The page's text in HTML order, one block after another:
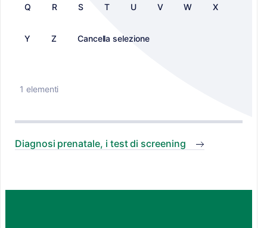
Q R S T U V W X
Y Z Cancella selezione
1 elementi
Diagnosi prenatale, i test di screening